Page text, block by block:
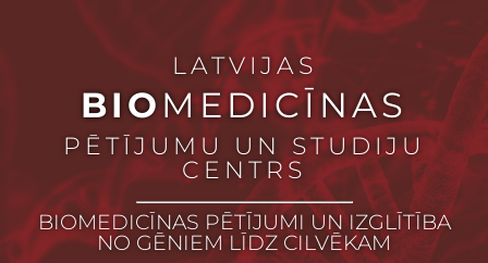
LATVIJAS
BIOMEDICĪNAS
PĒTĪJUMU UN STUDIJU
CENTRS
BIOMEDICĪNAS PĒTĪJUMI UN IZGLĪTĪBA
NO GĒNIEM LĪDZ CILVĒKAM